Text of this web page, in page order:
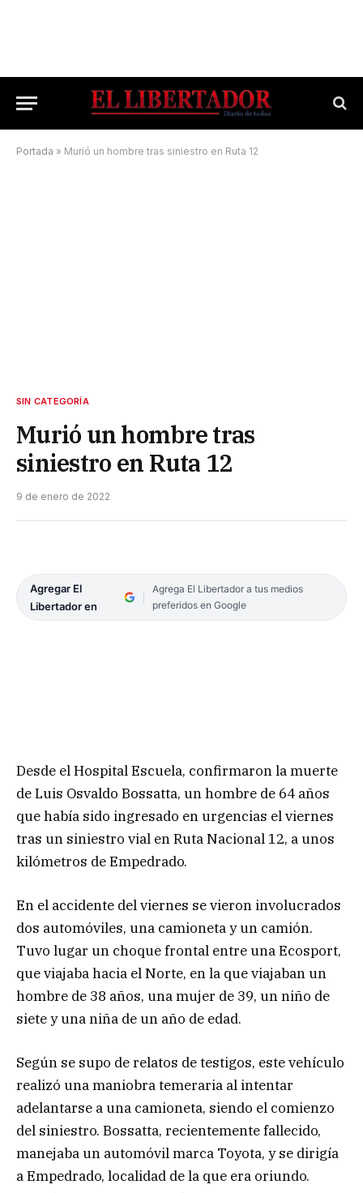
Portada » Murió un hombre tras siniestro en Ruta 12
SIN CATEGORÍA
Murió un hombre tras
siniestro en Ruta 12
9 de enero de 2022
Agregar El
Libertador en
Agrega El Libertador a tus medios
preferidos en Google
Desde el Hospital Escuela, confirmaron la muerte
de Luis Osvaldo Bossatta, un hombre de 64 años
que había sido ingresado en urgencias el viernes
tras un siniestro vial en Ruta Nacional 12, a unos
kilómetros de Empedrado.
En el accidente del viernes se vieron involucrados
dos automóviles, una camioneta y un camión.
Tuvo lugar un choque frontal entre una Ecosport,
que viajaba hacia el Norte, en la que viajaban un
hombre de 38 años, una mujer de 39, un niño de
siete y una niña de un año de edad.
Según se supo de relatos de testigos, este vehículo
realizó una maniobra temeraria al intentar
adelantarse a una camioneta, siendo el comienzo
del siniestro. Bossatta, recientemente fallecido,
manejaba un automóvil marca Toyota, y se dirigía
a Empedrado, localidad de la que era oriundo.